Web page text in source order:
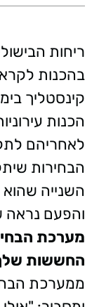
ריחות
בהכנות
קינסטליך
הכנות
לאחריהם
השנייה
והפעם נראה
מערכת
החששות
ממערכת